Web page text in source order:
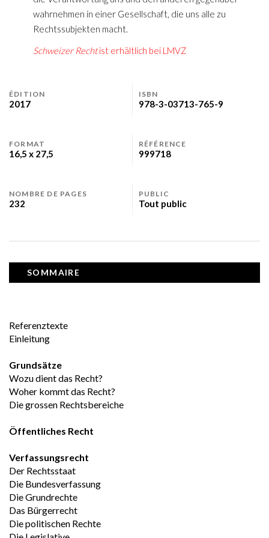
wahrnehmen in einer Gesellschaft, die uns alle zu
Rechtssubjekten macht.
Schweizer Rechtist erhältlich bei LMVZ
ÉDITION
2017
ISBN
978-3-03713-765-9
FORMAT
16,5 x 27,5
RÉFÉRENCE
999718
NOMBRE DE PAGES
232
PUBLIC
Tout public
SOMMAIRE
Referenztexte
Einleitung
Grundsätze
Wozu dient das Recht?
Woher kommt das Recht?
Die grossen Rechtsbereiche
Öffentliches Recht
Verfassungsrecht
Der Rechtsstaat
Die Bundesverfassung
Die Grundrechte
Das Bürgerrecht
Die politischen Rechte